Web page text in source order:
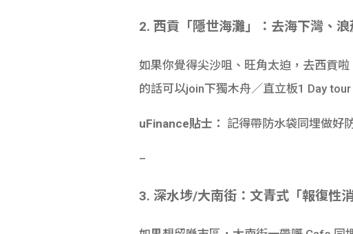
2. 西貢「隱世海灘」：去海下灣、浪
如果你覺得尖沙咀、旺角太迫，去西貢
的話可以join下獨木舟／直立板1 Day
uFinance貼士： 記得帶防水袋同埋做好
–
3. 深水埗/大南街：文青式「報復性消